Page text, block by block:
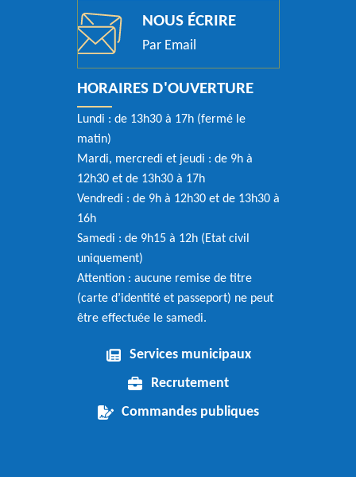
NOUS ÉCRIRE
Par Email
HORAIRES D'OUVERTURE
Lundi : de 13h30 à 17h (fermé le
matin)
Mardi, mercredi et jeudi : de 9h à
12h30 et de 13h30 à 17h
Vendredi : de 9h à 12h30 et de 13h30 à
16h
Samedi : de 9h15 à 12h (Etat civil
uniquement)
Attention : aucune remise de titre
(carte d’identité et passeport) ne peut
être effectuée le samedi.
Services municipaux
Recrutement
Commandes publiques